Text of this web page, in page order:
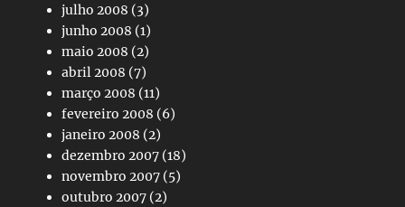
julho 2008 (3)
junho 2008 (1)
maio 2008 (2)
abril 2008 (7)
março 2008 (11)
fevereiro 2008 (6)
janeiro 2008 (2)
dezembro 2007 (18)
novembro 2007 (5)
outubro 2007 (2)